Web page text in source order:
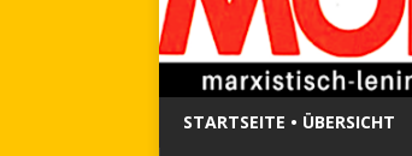
STARTSEITE • ÜBERSICHT